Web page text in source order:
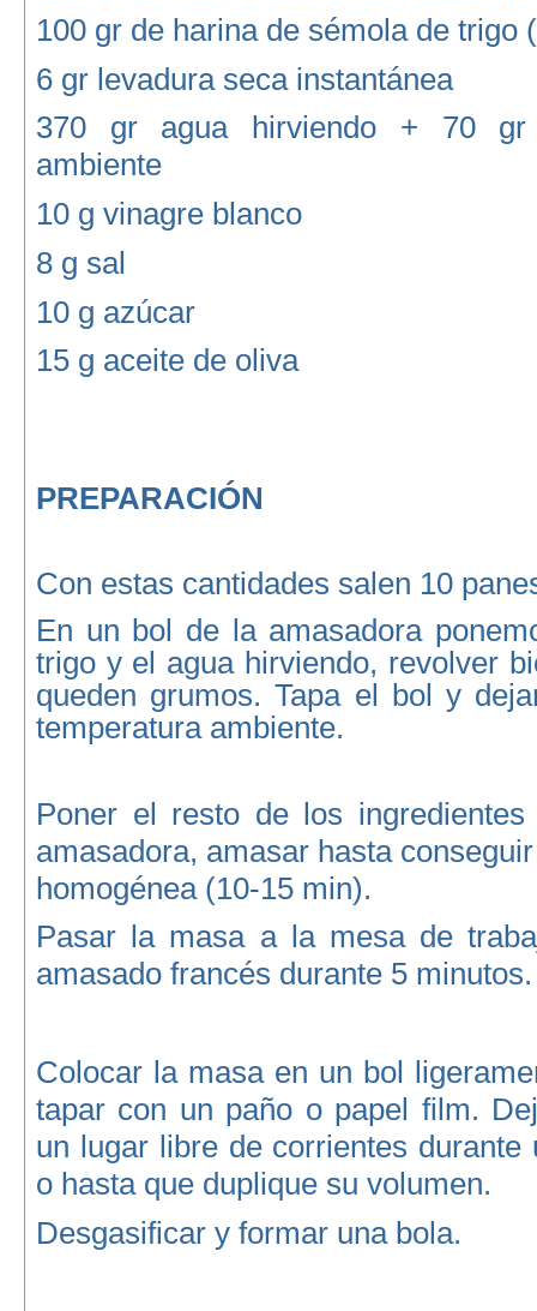
100 gr de harina de sémola de trigo
6 gr levadura seca instantánea
370 gr agua hirviendo + 70 gr
ambiente
10 g vinagre blanco
8 g sal
10 g azúcar
15 g aceite de oliva
PREPARACIÓN
Con estas cantidades salen 10
En un bol de la amasadora
trigo y el agua hirviendo, revolver
queden grumos. Tapa el bol y
temperatura ambiente.
Poner el resto de los
amasadora, amasar hasta
homogénea (10-15 min).
Pasar la masa a la mesa de
amasado francés durante 5 minutos.
Colocar la masa en un bol
tapar con un paño o papel film.
un lugar libre de corrientes durante
o hasta que duplique su volumen.
Desgasificar y formar una bola.